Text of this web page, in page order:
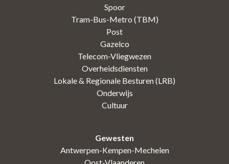
Spoor
Tram-Bus-Metro (TBM)
Post
Gazelco
Telecom-Vliegwezen
Overheidsdiensten
Lokale & Regionale Besturen (LRB)
Onderwijs
Cultuur
Gewesten
Antwerpen-Kempen-Mechelen